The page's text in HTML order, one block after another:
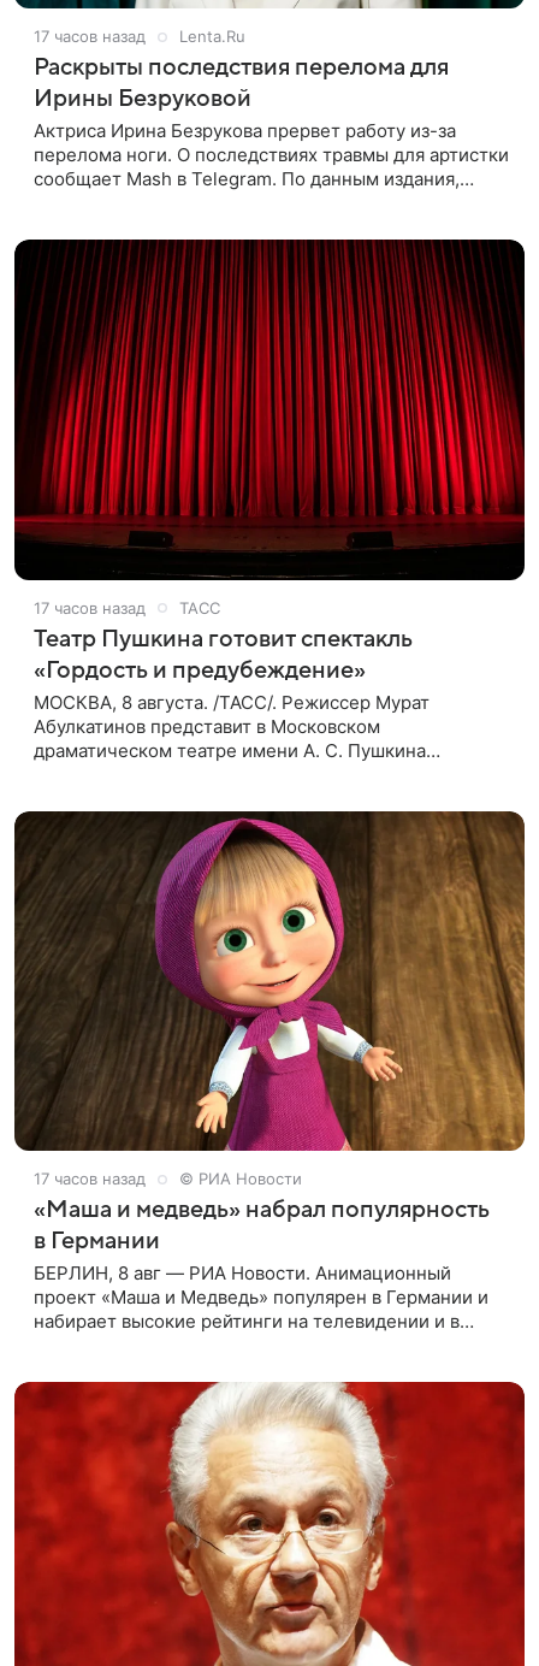
17 часов назад Lenta.Ru
Раскрыты последствия перелома для
Ирины Безруковой
Актриса Ирина Безрукова прервет работу из-за
перелома ноги. О последствиях травмы для артистки
сообщает Mash в Telegram. По данным издания,
17 часов назад ТАСС
Театр Пушкина готовит спектакль
«Гордость и предубеждение»
МОСКВА, 8 августа. /ТАСС/. Режиссер Мурат
Абулкатинов представит в Московском
драматическом театре имени А. С. Пушкина
17 часов назад © РИА Новости
«Маша и медведь» набрал популярность
в Германии
БЕРЛИН, 8 авг — РИА Новости. Анимационный
проект «Маша и Медведь» популярен в Германии и
набирает высокие рейтинги на телевидении и в